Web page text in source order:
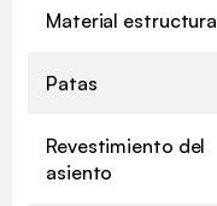
Material estructura
Patas
Revestimiento del
asiento